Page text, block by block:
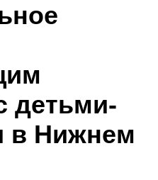
детьми-
в Нижнем